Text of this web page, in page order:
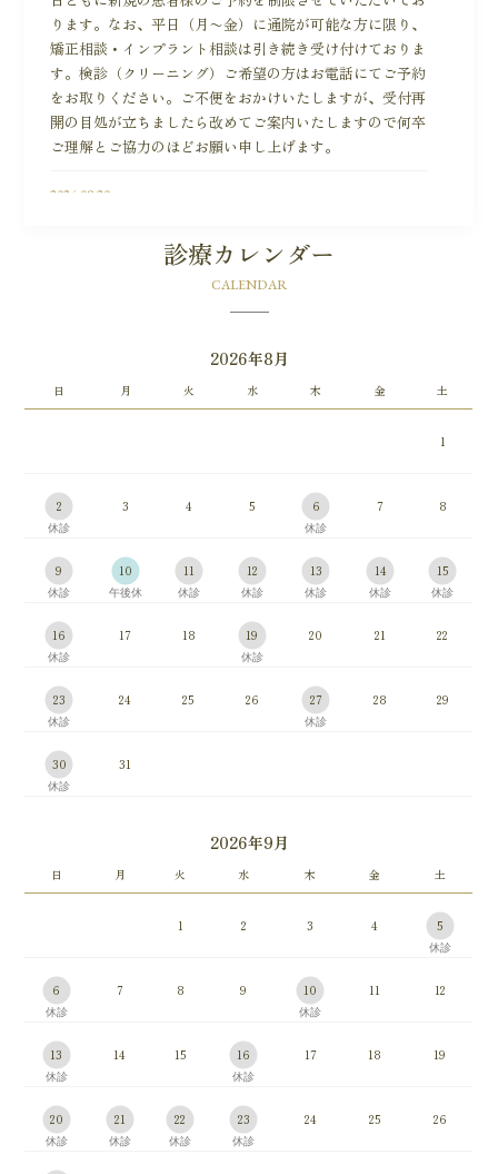
ります。なお、平日（月〜金）に通院が可能な方に限り、
矯正相談・インプラント相談は引き続き受け付けておりま
す。検診（クリーニング）ご希望の方はお電話にてご予約
をお取りください。ご不便をおかけいたしますが、受付再
開の目処が立ちましたら改めてご案内いたしますので何卒
ご理解とご協力のほどお願い申し上げます。
2024.08.20
を使って予約の登録やお知らせが来るので、より細かいサ
ービスやサポートが可能になります。ご来院の際は是非
LINEの診察券登録にご協力お願い申し上げます。
大桑歯科・矯正歯科ではこの度、金沢・大桑歯科の矯正専
門サイトをオープンいたしました。何卒よろしくお願いい
たします。
診療カレンダー
CALENDAR
2026年8月
日 月 火 水 木 金 土
1
2 3 4 5 6 7 8
9 10 11 12 13 14 15
16 17 18 19 20 21 22
23 24 25 26 27 28 29
30 31
2026年9月
日 月 火 水 木 金 土
1 2 3 4 5
6 7 8 9 10 11 12
13 14 15 16 17 18 19
20 21 22 23 24 25 26